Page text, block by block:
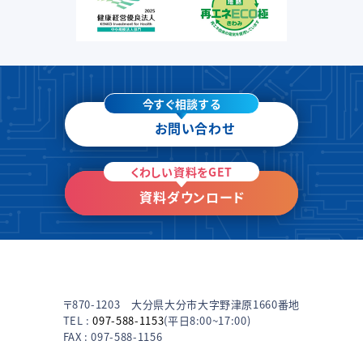
今すぐ相談する
お問い合わせ
くわしい資料をGET
資料ダウンロード
〒870-1203 大分県大分市大字野津原1660番地
TEL :097-588-1153(平日8:00~17:00)
FAX : 097-588-1156